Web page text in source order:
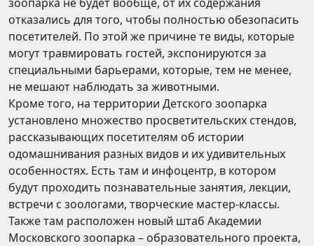
отказались для того, чтобы полностью обезопасить
посетителей. По этой же причине те виды, которые
могут травмировать гостей, экспонируются за
специальными барьерами, которые, тем не менее,
не мешают наблюдать за животными.
Кроме того, на территории Детского зоопарка
установлено множество просветительских стендов,
рассказывающих посетителям об истории
одомашнивания разных видов и их удивительных
особенностях. Есть там и инфоцентр, в котором
будут проходить познавательные занятия, лекции,
встречи с зоологами, творческие мастер-классы.
Также там расположен новый штаб Академии
Московского зоопарка – образовательного проекта,